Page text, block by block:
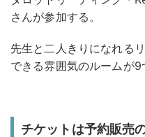
さんが参加する。
先生と二人きりになれる
できる雰囲気のルームが9
チケットは予約販売